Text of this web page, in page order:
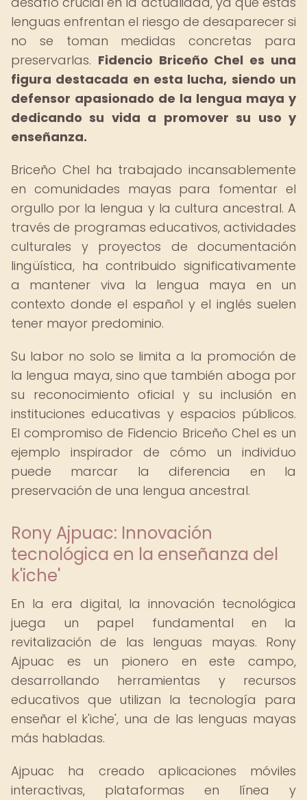
lenguas enfrentan el riesgo de desaparecer si
no se toman medidas concretas para
preservarlas. Fidencio Briceño Chel es una
figura destacada en esta lucha, siendo un
defensor apasionado de la lengua maya y
dedicando su vida a promover su uso y
enseñanza.
Briceño Chel ha trabajado incansablemente
en comunidades mayas para fomentar el
orgullo por la lengua y la cultura ancestral. A
través de programas educativos, actividades
culturales y proyectos de documentación
lingüística, ha contribuido significativamente
a mantener viva la lengua maya en un
contexto donde el español y el inglés suelen
tener mayor predominio.
Su labor no solo se limita a la promoción de
la lengua maya, sino que también aboga por
su reconocimiento oficial y su inclusión en
instituciones educativas y espacios públicos.
El compromiso de Fidencio Briceño Chel es un
ejemplo inspirador de cómo un individuo
puede marcar la diferencia en la
preservación de una lengua ancestral.
Rony Ajpuac: Innovación
tecnológica en la enseñanza del
k'iche'
En la era digital, la innovación tecnológica
juega un papel fundamental en la
revitalización de las lenguas mayas. Rony
Ajpuac es un pionero en este campo,
desarrollando herramientas y recursos
educativos que utilizan la tecnología para
enseñar el k'iche', una de las lenguas mayas
más habladas.
Ajpuac ha creado aplicaciones móviles
interactivas, plataformas en línea y